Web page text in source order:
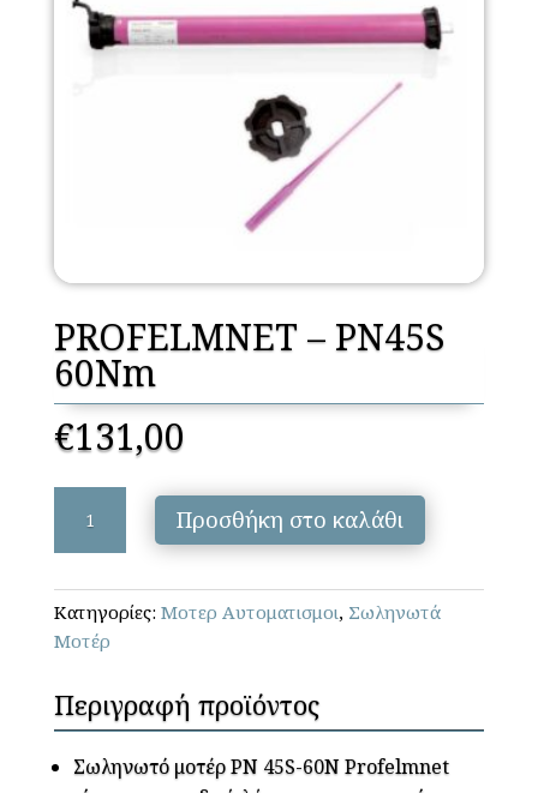
PROFELMNET – PN45S
60Nm
€131,00
PROFELMNET
PN45S
60Nm
ποσότητα
Προσθήκη στο καλάθι
Κατηγορίες: Μοτερ Αυτοματισμοι, Σωληνωτά
Μοτέρ
Περιγραφή προϊόντος
Σωληνωτό μοτέρ PN 45S-60N Profelmnet